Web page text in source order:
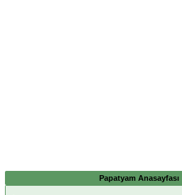
Papatyam Anasayfası